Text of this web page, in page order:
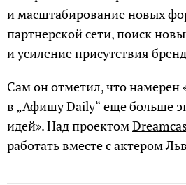
и масштабирование новых
партнерской сети, поиск
и усиление присутствия
Сам он отметил, что намерен
в „Афишу Daily“ еще больше
идей». Над проектом
работать вместе с актером